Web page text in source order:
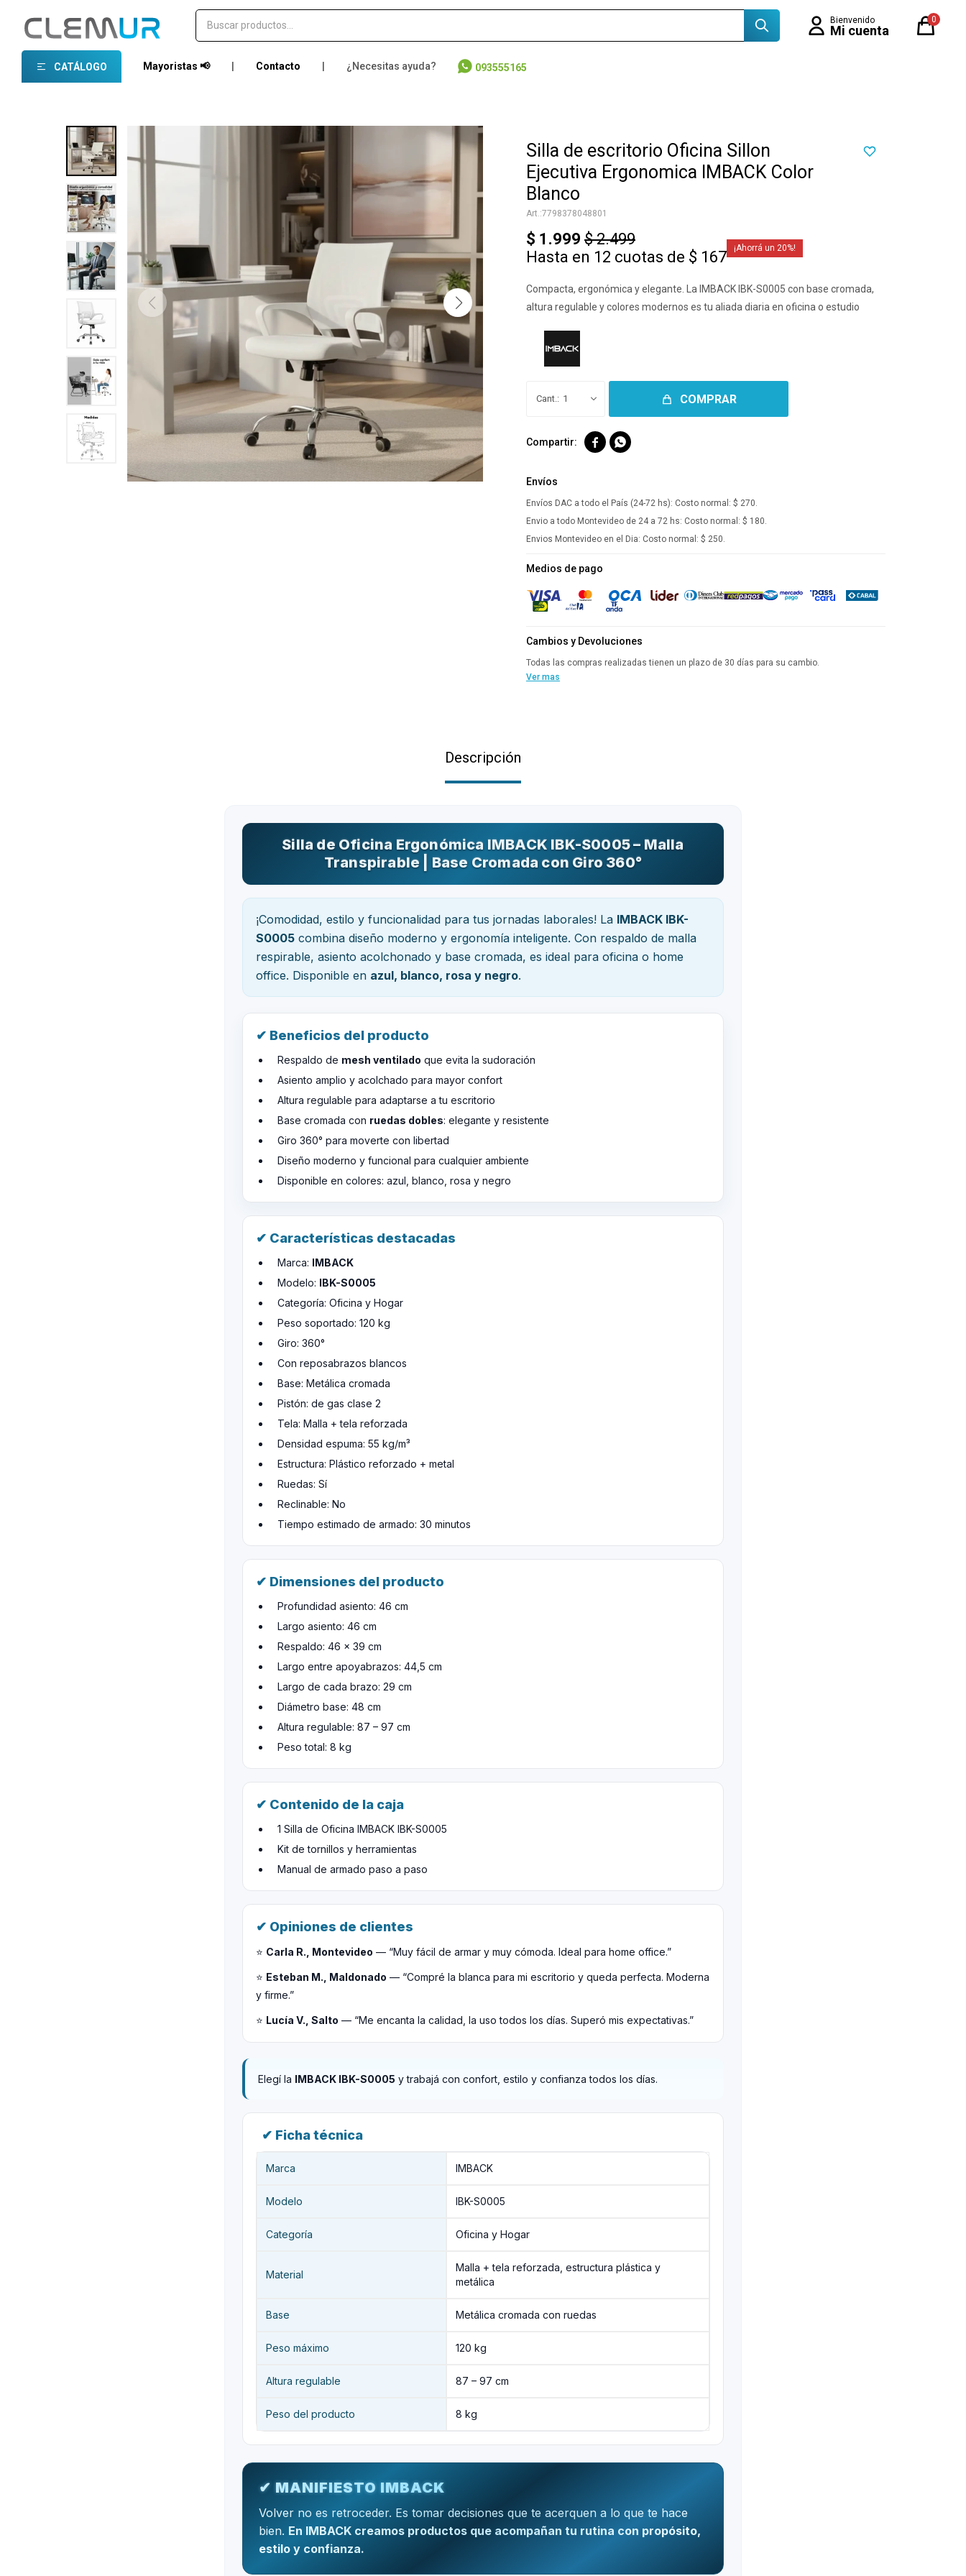
CATÁLOGO Mayoristas 📢 Contacto ¿Necesitas ayuda? 093555165
0
Silla de escritorio Oficina Sillon
Ejecutiva Ergonomica IMBACK Color
Blanco
7798378048801
$ 1.999 $ 2.499
Hasta en 12 cuotas de $ 167
20
Compacta, ergonómica y elegante. La IMBACK IBK-S0005 con base cromada,
altura regulable y colores modernos es tu aliada diaria en oficina o estudio
1 COMPRAR
 
Envíos
Envíos DAC a todo el País (24-72 hs): Costo normal: $ 270.
Envio a todo Montevideo de 24 a 72 hs: Costo normal: $ 180.
Envios Montevideo en el Dia: Costo normal: $ 250.
Medios de pago
Cambios y Devoluciones
Todas las compras realizadas tienen un plazo de 30 días para su cambio.
Ver mas
Descripción
Silla de Oficina Ergonómica IMBACK IBK-S0005 – Malla
Transpirable | Base Cromada con Giro 360°
¡Comodidad, estilo y funcionalidad para tus jornadas laborales! La IMBACK IBK-
S0005 combina diseño moderno y ergonomía inteligente. Con respaldo de malla
respirable, asiento acolchonado y base cromada, es ideal para oficina o home
office. Disponible en azul, blanco, rosa y negro.
✔ Beneficios del producto
Respaldo de mesh ventilado que evita la sudoración
Asiento amplio y acolchado para mayor confort
Altura regulable para adaptarse a tu escritorio
Base cromada con ruedas dobles: elegante y resistente
Giro 360° para moverte con libertad
Diseño moderno y funcional para cualquier ambiente
Disponible en colores: azul, blanco, rosa y negro
✔ Características destacadas
Marca: IMBACK
Modelo: IBK-S0005
Categoría: Oficina y Hogar
Peso soportado: 120 kg
Giro: 360°
Con reposabrazos blancos
Base: Metálica cromada
Pistón: de gas clase 2
Tela: Malla + tela reforzada
Densidad espuma: 55 kg/m³
Estructura: Plástico reforzado + metal
Ruedas: Sí
Reclinable: No
Tiempo estimado de armado: 30 minutos
✔ Dimensiones del producto
Profundidad asiento: 46 cm
Largo asiento: 46 cm
Respaldo: 46 x 39 cm
Largo entre apoyabrazos: 44,5 cm
Largo de cada brazo: 29 cm
Diámetro base: 48 cm
Altura regulable: 87 – 97 cm
Peso total: 8 kg
✔ Contenido de la caja
1 Silla de Oficina IMBACK IBK-S0005
Kit de tornillos y herramientas
Manual de armado paso a paso
✔ Opiniones de clientes
⭐ Carla R., Montevideo — “Muy fácil de armar y muy cómoda. Ideal para home office.”
⭐ Esteban M., Maldonado — “Compré la blanca para mi escritorio y queda perfecta. Moderna
y firme.”
⭐ Lucía V., Salto — “Me encanta la calidad, la uso todos los días. Superó mis expectativas.”
Elegí la IMBACK IBK-S0005 y trabajá con confort, estilo y confianza todos los días.
✔ Ficha técnica
Marca IMBACK
Modelo IBK-S0005
Categoría Oficina y Hogar
Material
Malla + tela reforzada, estructura plástica y
metálica
Base Metálica cromada con ruedas
Peso máximo 120 kg
Altura regulable 87 – 97 cm
Peso del producto 8 kg
✔ MANIFIESTO IMBACK
Volver no es retroceder. Es tomar decisiones que te acerquen a lo que te hace
bien. En IMBACK creamos productos que acompañan tu rutina con propósito,
estilo y confianza.